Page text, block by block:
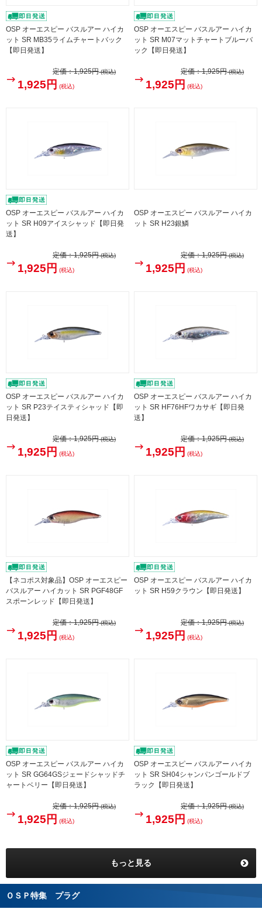
OSP オーエスピー バスルアー ハイカ
ット SR MB35ライムチャートバック
【即日発送】
定価：1,925円(税込)
1,925円 (税込)
OSP オーエスピー バスルアー ハイカ
ット SR M07マットチャートブルーバ
ック【即日発送】
定価：1,925円(税込)
1,925円 (税込)
OSP オーエスピー バスルアー ハイカ
ット SR H09アイスシャッド【即日発
送】
定価：1,925円(税込)
1,925円 (税込)
OSP オーエスピー バスルアー ハイカ
ット SR H23銀鱗
定価：1,925円(税込)
1,925円 (税込)
OSP オーエスピー バスルアー ハイカ
ット SR P23テイスティシャッド【即
日発送】
定価：1,925円(税込)
1,925円 (税込)
OSP オーエスピー バスルアー ハイカ
ット SR HF76HFワカサギ【即日発
送】
定価：1,925円(税込)
1,925円 (税込)
【ネコポス対象品】OSP オーエスピー
バスルアー ハイカット SR PGF48GF
スポーンレッド【即日発送】
定価：1,925円(税込)
1,925円 (税込)
OSP オーエスピー バスルアー ハイカ
ット SR H59クラウン【即日発送】
定価：1,925円(税込)
1,925円 (税込)
OSP オーエスピー バスルアー ハイカ
ット SR GG64GSジェードシャッドチ
ャートベリー【即日発送】
定価：1,925円(税込)
1,925円 (税込)
OSP オーエスピー バスルアー ハイカ
ット SR SH04シャンパンゴールドブ
ラック【即日発送】
定価：1,925円(税込)
1,925円 (税込)
もっと見る
ＯＳＰ特集 プラグ